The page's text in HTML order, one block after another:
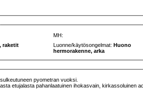
MH:
raketit Luonne/käytösongelmat:Huono
hermorakenne, arka
pyometran vuoksi.
etujalasta pahanlaatuinen ihokasvain, kirkassoluinen